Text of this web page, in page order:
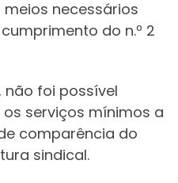
necessários
do n.º 2
não foi possível
serviços mínimos a
comparência do
sindical.